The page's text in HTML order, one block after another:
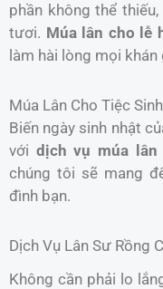
phần không thể
tươi. Múa lân cho lễ
làm hài lòng mọi khán
Múa Lân Cho Tiệc
Biến ngày sinh nhật
với dịch vụ múa
chúng tôi sẽ mang
đình bạn.
Dịch Vụ Lân Sư Rồng
Không cần phải lo